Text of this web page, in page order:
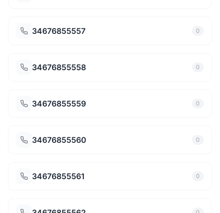
34676855557 0
34676855558 0
34676855559 0
34676855560 0
34676855561 0